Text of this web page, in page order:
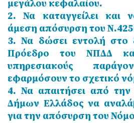
μεγάλου κεφαλαίου.
2. Να καταγγείλει και
άμεση απόσυρση του
3. Να δώσει εντολή στο
Πρόεδρο του ΝΠΔΔ
υπηρεσιακούς
εφαρμόσουν το σχετικό
4. Να απαιτήσει από
Δήμων Ελλάδος να
για την απόσυρση του